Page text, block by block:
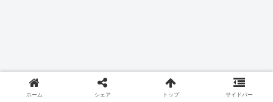
ホーム シェア トップ サイドバー